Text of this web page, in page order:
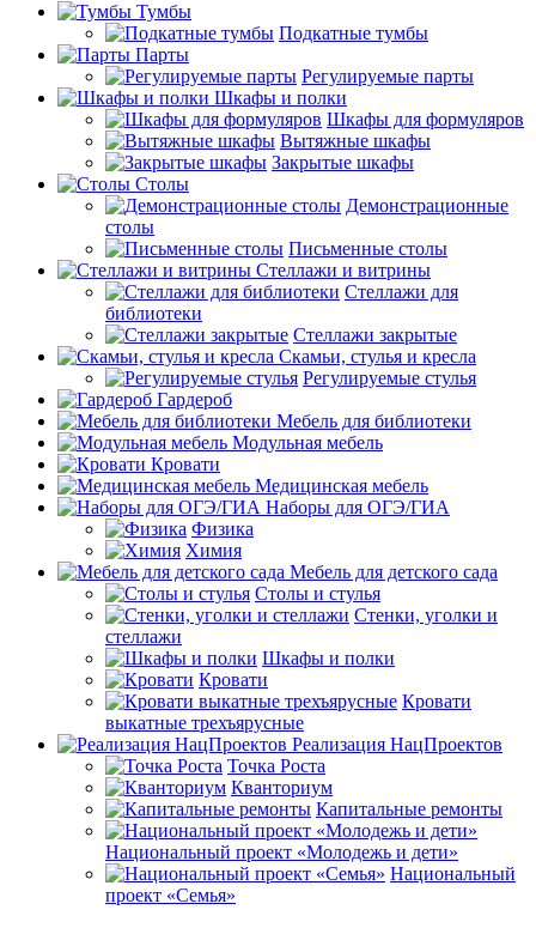
Тумбы
Подкатные тумбы
Парты
Регулируемые парты
Шкафы и полки
Шкафы для формуляров
Вытяжные шкафы
Закрытые шкафы
Столы
Демонстрационные
столы
Письменные столы
Стеллажи и витрины
Стеллажи для
библиотеки
Стеллажи закрытые
Скамьи, стулья и кресла
Регулируемые стулья
Гардероб
Мебель для библиотеки
Модульная мебель
Кровати
Медицинская мебель
Наборы для ОГЭ/ГИА
Физика
Химия
Мебель для детского сада
Столы и стулья
Стенки, уголки и
стеллажи
Шкафы и полки
Кровати
Кровати
выкатные трехъярусные
Реализация НацПроектов
Точка Роста
Кванториум
Капитальные ремонты
Национальный проект «Молодежь и дети»
Национальный
проект «Семья»